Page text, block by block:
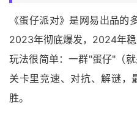
《蛋仔派对》是网易出品的
2023年彻底爆发，2024年
玩法很简单：一群"蛋仔"（
关卡里竞速、对抗、解谜，
胜。